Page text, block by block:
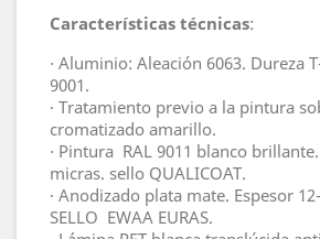
Características técnicas:
· Aluminio: Aleación 6063. Dureza
9001.
· Tratamiento previo a la pintura
cromatizado amarillo.
· Pintura RAL 9011 blanco
micras. sello QUALICOAT.
· Anodizado plata mate. Espesor
SELLO EWAA EURAS.